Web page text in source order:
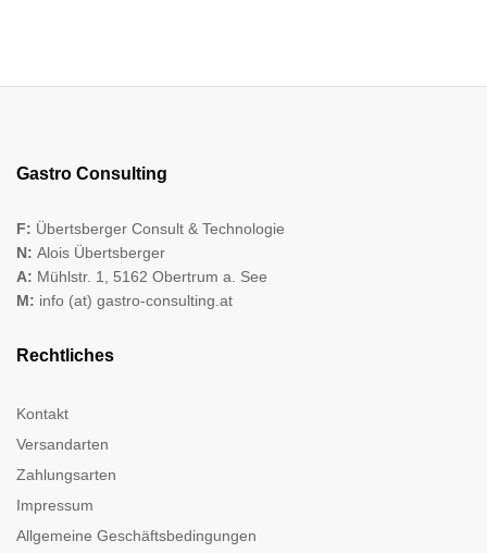
Gastro Consulting
F: Übertsberger Consult & Technologie
N: Alois Übertsberger
A: Mühlstr. 1, 5162 Obertrum a. See
M: info (at) gastro-consulting.at
Rechtliches
Kontakt
Versandarten
Zahlungsarten
Impressum
Allgemeine Geschäftsbedingungen